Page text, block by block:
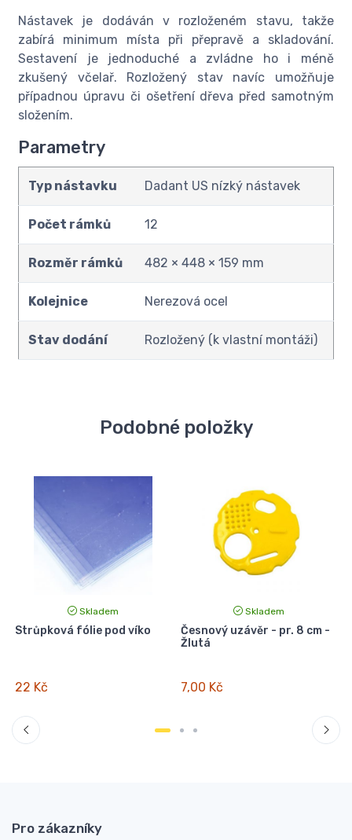
Nástavek je dodáván v rozloženém stavu, takže
zabírá minimum místa při přepravě a skladování.
Sestavení je jednoduché a zvládne ho i méně
zkušený včelař. Rozložený stav navíc umožňuje
případnou úpravu či ošetření dřeva před samotným
složením.
Parametry
Typ nástavku Dadant US nízký nástavek
Počet rámků 12
Rozměr rámků 482 × 448 × 159 mm
Kolejnice Nerezová ocel
Stav dodání Rozložený (k vlastní montáži)
Podobné položky
Skladem
Strůpková fólie pod víko
22 Kč
Skladem
Česnový uzávěr - pr. 8 cm -
Žlutá
7,00 Kč
Pro zákazníky